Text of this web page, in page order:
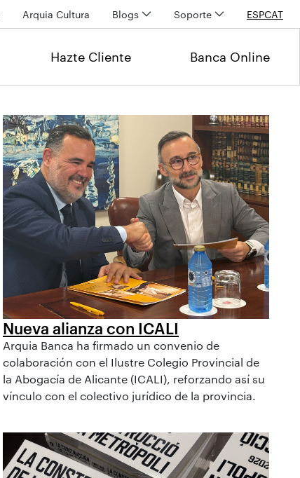
Arquia Cultura Blogs Soporte ESPCAT
Hazte Cliente Banca Online
Nueva alianza con ICALI
Arquia Banca ha firmado un convenio de
colaboración con el Ilustre Colegio Provincial de
la Abogacía de Alicante (ICALI), reforzando así su
vínculo con el colectivo jurídico de la provincia.